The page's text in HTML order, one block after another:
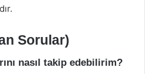
Sorular)
nasıl takip edebilirim?